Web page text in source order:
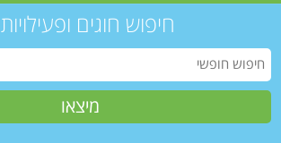
חיפוש חוגים ופעילויות